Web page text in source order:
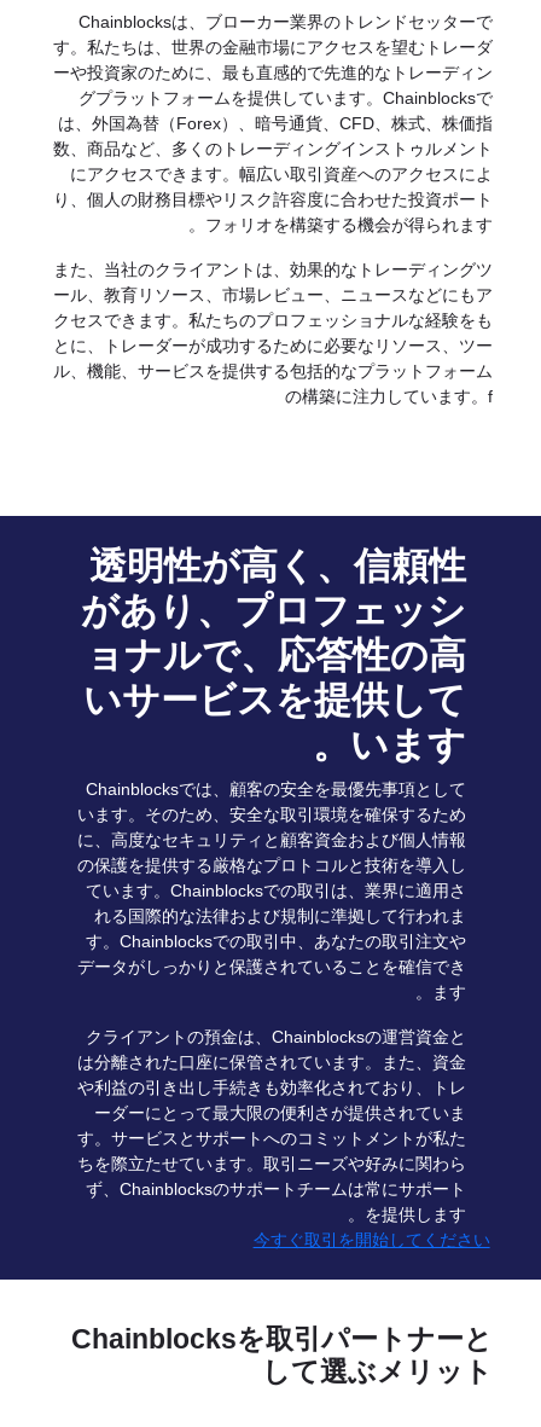
Chainblocksは、ブローカー業界のトレンドセッターで
す。私たちは、世界の金融市場にアクセスを望むトレーダ
ーや投資家のために、最も直感的で先進的なトレーディン
グプラットフォームを提供しています。Chainblocksで
は、外国為替（Forex）、暗号通貨、CFD、株式、株価指
数、商品など、多くのトレーディングインストゥルメント
にアクセスできます。幅広い取引資産へのアクセスによ
り、個人の財務目標やリスク許容度に合わせた投資ポート
フォリオを構築する機会が得られます。
また、当社のクライアントは、効果的なトレーディングツ
ール、教育リソース、市場レビュー、ニュースなどにもア
クセスできます。私たちのプロフェッショナルな経験をも
とに、トレーダーが成功するために必要なリソース、ツー
ル、機能、サービスを提供する包括的なプラットフォーム
の構築に注力しています。f
透明性が高く、信頼性
があり、プロフェッシ
ョナルで、応答性の高
いサービスを提供して
います。
Chainblocksでは、顧客の安全を最優先事項として
います。そのため、安全な取引環境を確保するため
に、高度なセキュリティと顧客資金および個人情報
の保護を提供する厳格なプロトコルと技術を導入し
ています。Chainblocksでの取引は、業界に適用さ
れる国際的な法律および規制に準拠して行われま
す。Chainblocksでの取引中、あなたの取引注文や
データがしっかりと保護されていることを確信でき
ます。
クライアントの預金は、Chainblocksの運営資金と
は分離された口座に保管されています。また、資金
や利益の引き出し手続きも効率化されており、トレ
ーダーにとって最大限の便利さが提供されていま
す。サービスとサポートへのコミットメントが私た
ちを際立たせています。取引ニーズや好みに関わら
ず、Chainblocksのサポートチームは常にサポート
を提供します。
今すぐ取引を開始してください
Chainblocksを取引パートナーと
して選ぶメリット